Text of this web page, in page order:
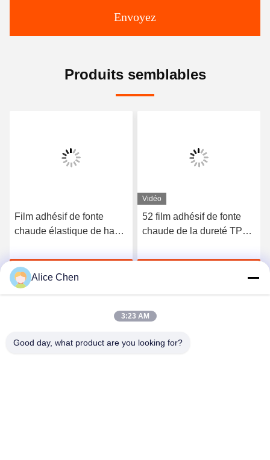
Envoyez
Produits semblables
Film adhésif de fonte
chaude élastique de haute
3412
Discuter Maintenant
Vidéo
52 film adhésif de fonte
chaude de la dureté TPU
vêtements sans couture
Alice Chen
3:23 AM
Good day, what product are you looking for?